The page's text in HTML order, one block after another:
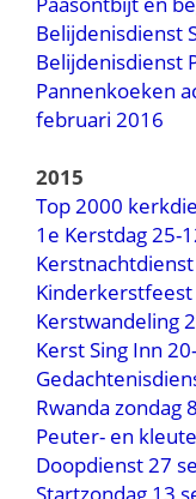
Belijdenisdienst
Belijdenisdienst
Pannenkoeken
februari 2016
2015
Top 2000
1e Kerstdag 25-
Kerstwandeling
Kerst Sing Inn
Rwanda zondag
Peuter- en
Doopdienst 27